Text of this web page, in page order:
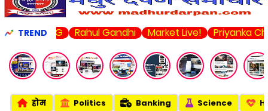
TREND
LSG Rahul Gandhi Market Live! Priyanka Chopra
होम Politics Banking Science